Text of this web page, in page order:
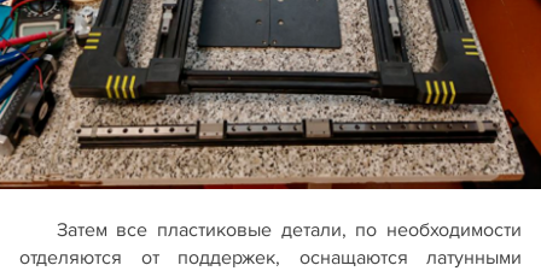
Затем все пластиковые детали, по необходимости
отделяются от поддержек, оснащаются латунными